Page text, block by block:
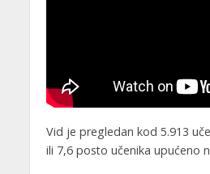
Vid je pregledan kod 5.913
ili 7,6 posto učenika upućeno